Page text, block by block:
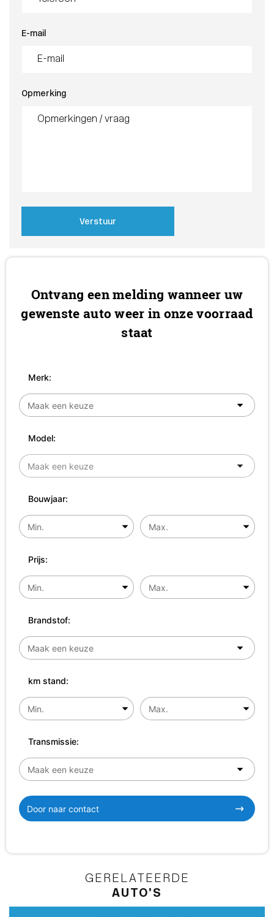
E-mail
Opmerking
Verstuur
Ontvang een melding wanneer uw
gewenste auto weer in onze voorraad
staat
Merk:
Model:
Bouwjaar:
Prijs:
Brandstof:
km stand:
Transmissie:
Door naar contact
GERELATEERDE
AUTO’S